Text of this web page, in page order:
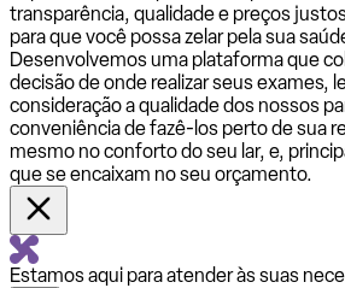
transparência, qualidade e preços
para que você possa zelar pela sua
Desenvolvemos uma plataforma que
decisão de onde realizar seus exames,
consideração a qualidade dos nossos
conveniência de fazê-los perto de sua
mesmo no conforto do seu lar, e,
que se encaixam no seu orçamento.
Estamos aqui para atender às suas